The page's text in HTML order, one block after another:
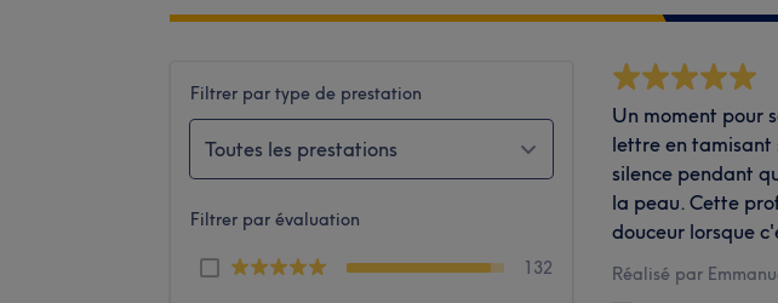
Filtrer par type de prestation
Toutes les prestations
Filtrer par évaluation
132
Un moment pour
lettre en tamisant
silence pendant
la peau. Cette
douceur lorsque
Réalisé par